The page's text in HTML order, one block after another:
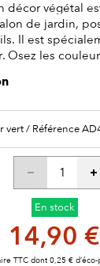
décor végétal
de jardin,
Il est
Osez les
vert / Référence
En stock
14,90 €
TTC dont 0,25 €